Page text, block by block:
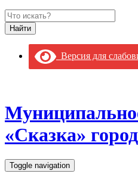
Версия для
«Сказка»
Toggle navigation